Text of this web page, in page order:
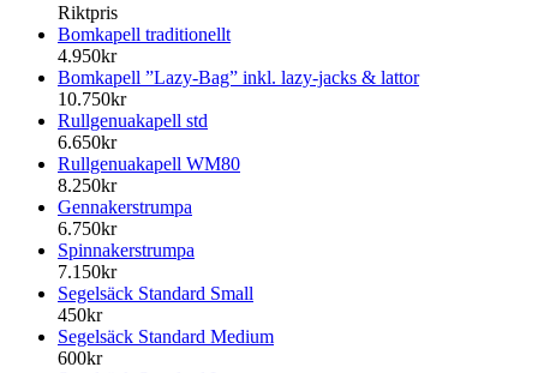
Riktpris
Bomkapell traditionellt
4.950kr
Bomkapell ”Lazy-Bag” inkl. lazy-jacks & lattor
10.750kr
Rullgenuakapell std
6.650kr
Rullgenuakapell WM80
8.250kr
Gennakerstrumpa
6.750kr
Spinnakerstrumpa
7.150kr
Segelsäck Standard Small
450kr
Segelsäck Standard Medium
600kr